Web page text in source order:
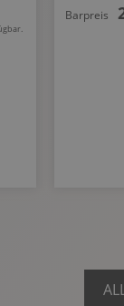
Barpreis